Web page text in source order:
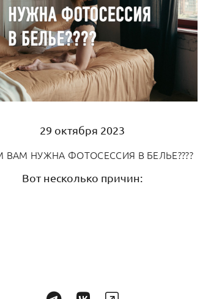
29 октября 2023
ВАМ НУЖНА ФОТОСЕССИЯ В БЕЛЬЕ????
Вот несколько причин: